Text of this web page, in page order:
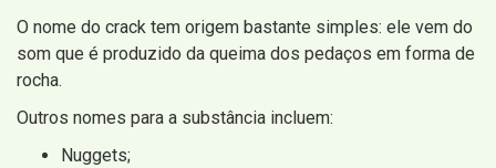
O nome do crack tem origem bastante simples: ele vem do
som que é produzido da queima dos pedaços em forma de
rocha.
Outros nomes para a substância incluem:
Nuggets;